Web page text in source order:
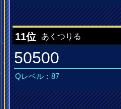
11位 あくつりる
50500
Qレベル：87